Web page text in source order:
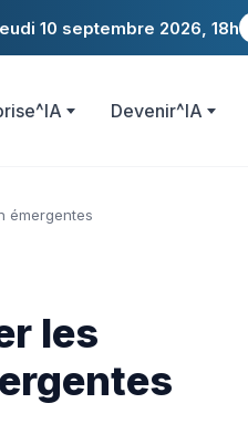
10 septembre 2026, 18h
Devenir^IA
émergentes
les